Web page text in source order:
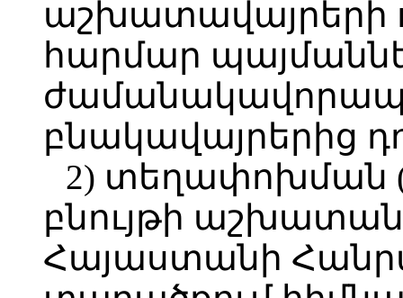
աշխատավայրերի
հարմար
բնակավայրերից
2) տեղափոխման
բնույթի
Հայաստանի